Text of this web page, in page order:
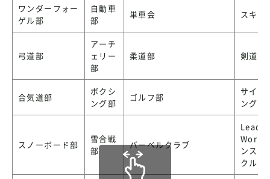
ワンダーフォー
ゲル部
自動車
部
単車会 スキー
弓道部
アーチ
ェリー
部
柔道部 剣道部
合気道部
ボクシ
ング部
ゴルフ部
サイク
ング部
スノーボード部
雪合戦
部
バーベルクラブ
Lead
ンスサ
クル)